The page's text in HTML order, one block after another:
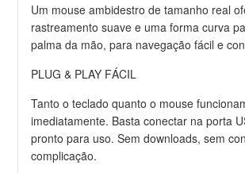
Um mouse ambidestro de tamanho real
rastreamento suave e uma forma curva
palma da mão, para navegação fácil e
PLUG & PLAY FÁCIL
Tanto o teclado quanto o mouse
imediatamente. Basta conectar na porta
pronto para uso. Sem downloads, sem
complicação.